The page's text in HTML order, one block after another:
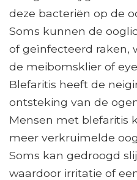
deze bacteriën op de
Soms kunnen de
of geïnfecteerd raken,
de meibomsklier of
Blefaritis heeft de
ontsteking van de
Mensen met blefaritis
meer verkruimelde
Soms kan gedroogd
waardoor irritatie of